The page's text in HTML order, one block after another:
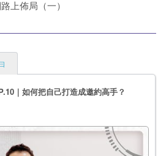
上佈局（一）
｜如何把自己打造成邀約高手？